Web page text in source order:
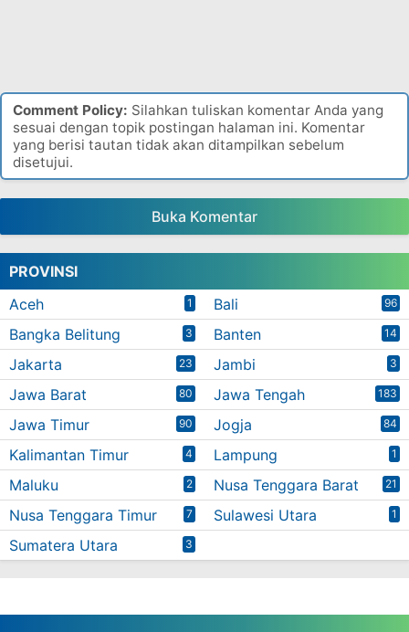
Comment Policy: Silahkan tuliskan komentar Anda yang
sesuai dengan topik postingan halaman ini. Komentar
yang berisi tautan tidak akan ditampilkan sebelum
disetujui.
Buka Komentar
PROVINSI
Aceh
1 Bali 96
Bangka Belitung 3 Banten 14
Jakarta 23 Jambi 3
Jawa Barat 80 Jawa Tengah 183
Jawa Timur 90 Jogja 84
Kalimantan Timur 4 Lampung 1
Maluku 2 Nusa Tenggara Barat 21
Nusa Tenggara Timur 7 Sulawesi Utara 1
Sumatera Utara 3